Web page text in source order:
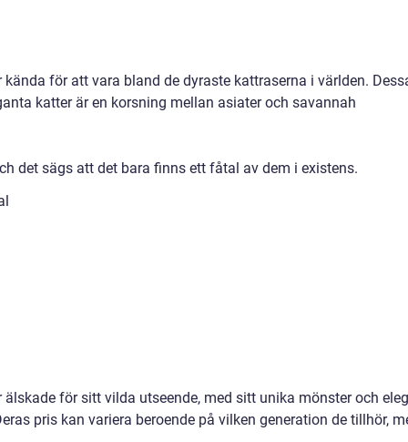
kända för att vara bland de dyraste kattraserna i världen.
katter är en korsning mellan asiater och savannah
det sägs att det bara finns ett fåtal av dem i existens.
älskade för sitt vilda utseende, med sitt unika mönster och
pris kan variera beroende på vilken generation de tillhör,